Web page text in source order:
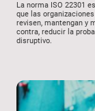
La norma ISO 22301
que las
revisen, mantengan y
contra, reducir la
disruptivo.